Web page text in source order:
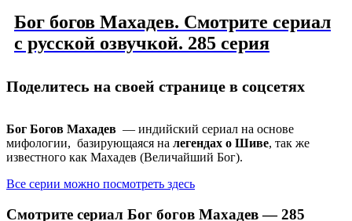
Бог богов Махадев. Смотрите сериал
с русской озвучкой. 285 серия
Поделитесь на своей странице в соцсетях
Бог Богов Махадев — индийский сериал на основе
мифологии, базирующаяся на легендах о Шиве, так же
известного как Махадев (Величайший Бог).
Все серии можно посмотреть здесь
Смотрите сериал Бог богов Махадев — 285